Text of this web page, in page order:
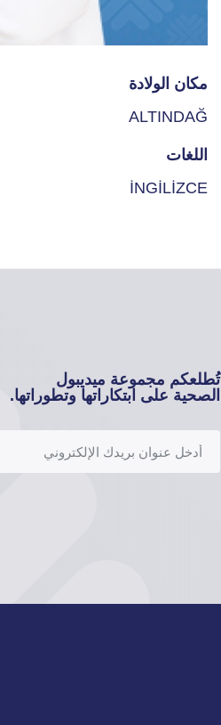
مكان الولادة
ALTINDAĞ
اللغات
İNGİLİZCE
تُطلعكم مجموعة ميديبول
الصحية على ابتكاراتها وتطوراتها.